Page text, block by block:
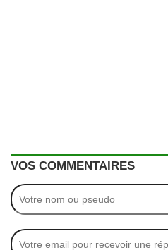
VOS COMMENTAIRES